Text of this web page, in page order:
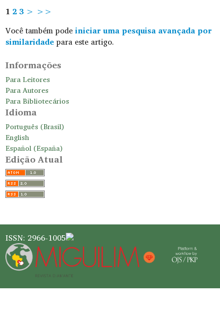
1 2 3 > >>
Você também podeiniciar uma pesquisa avançada por
similaridadepara este artigo.
Informações
Para Leitores
Para Autores
Para Bibliotecários
Idioma
Português (Brasil)
English
Español (España)
Edição Atual
ISSN: 2966-1005